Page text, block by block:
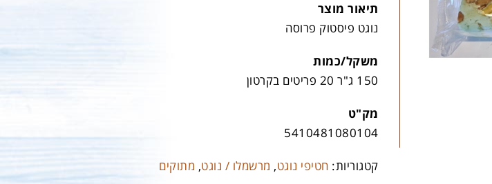
תיאור מוצר
נוגט פיסטוק פרוסה
משקל/כמות
150 ג"ר 20 פריטים בקרטון
מק"ט
5410481080104
קטגוריות: חטיפי נוגט, מרשמלו / נוגט, מתוקים